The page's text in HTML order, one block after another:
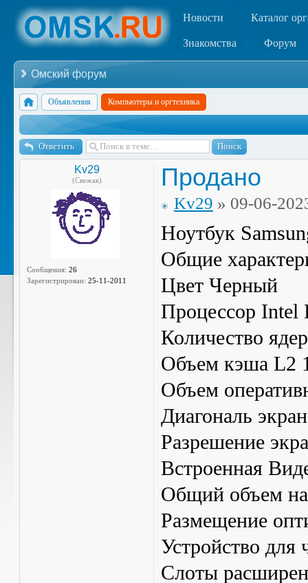
Новости Каталог
Знакомства Форум
Омский форум
Объявления Компьютеры и оргтехника
Ответить
Kv29
(Свежак)
Сообщения: 26
Зарегистрирован: 25-11-2011
Продано
Kv29 » 09-06-
Ноутбук
Общие
Цвет Черный
Процессор Intel
Количество
Объем кэша L2
Объем
Диагональ
Разрешение
Встроенная
Общий объем
Размещение
Устройство для
Слоты